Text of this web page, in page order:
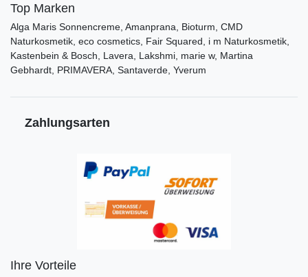
Top Marken
Alga Maris Sonnencreme, Amanprana, Bioturm, CMD
Naturkosmetik, eco cosmetics, Fair Squared, i m Naturkosmetik,
Kastenbein & Bosch, Lavera, Lakshmi, marie w, Martina
Gebhardt, PRIMAVERA, Santaverde, Yverum
Zahlungsarten
Ihre Vorteile